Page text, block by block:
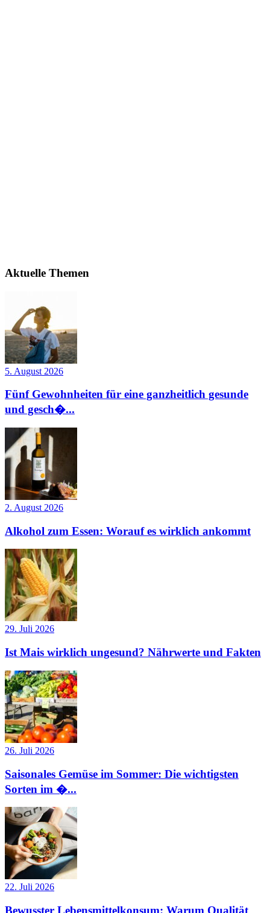
Aktuelle Themen
5. August 2026
Fünf Gewohnheiten für eine ganzheitlich gesunde
und gesch�...
2. August 2026
Alkohol zum Essen: Worauf es wirklich ankommt
29. Juli 2026
Ist Mais wirklich ungesund? Nährwerte und Fakten
26. Juli 2026
Saisonales Gemüse im Sommer: Die wichtigsten
Sorten im �...
22. Juli 2026
Bewusster Lebensmittelkonsum: Warum Qualität